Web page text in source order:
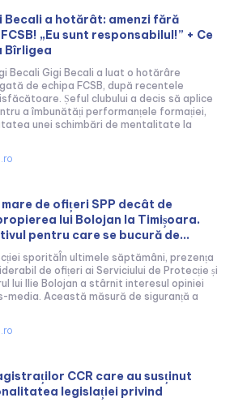
Becali a hotărât: amenzi fără
„Eu sunt responsabilul!” + Ce
Bîrligea
Becali Gigi Becali a luat o hotărâre
de echipa FCSB, după recentele
Șeful clubului a decis să aplice
a îmbunătăți performanțele formației,
unei schimbări de mentalitate la
mare de ofițeri SPP decât de
lui Bolojan la Timișoara.
pentru care se bucură de...
sporităÎn ultimele săptămâni, prezența
de ofițeri ai Serviciului de Protecție și
lui Ilie Bolojan a stârnit interesul opiniei
media. Această măsură de siguranță a
CCR care au susținut
legislației privind